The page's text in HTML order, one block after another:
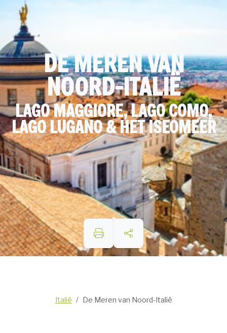
DE MEREN VAN
NOORD-ITALIË
LAGO MAGGIORE, LAGO COMO,
LAGO LUGANO & HET ISEOMEER
Italië De Meren van Noord-Italië